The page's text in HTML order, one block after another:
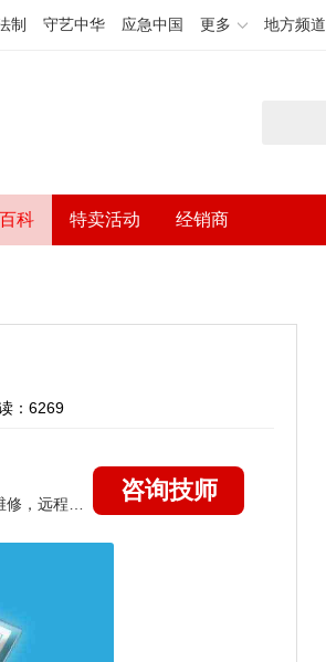
制 守艺中华 应急中国 更多 地方频道
科 特卖活动 经销商
：6269
咨询技师